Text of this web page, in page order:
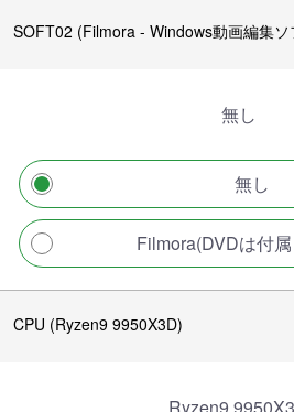
SOFT02 (Filmora - Windows動画編集ソ
無し
無し
Filmora(DVDは付
CPU (Ryzen9 9950X3D)
Ryzen9